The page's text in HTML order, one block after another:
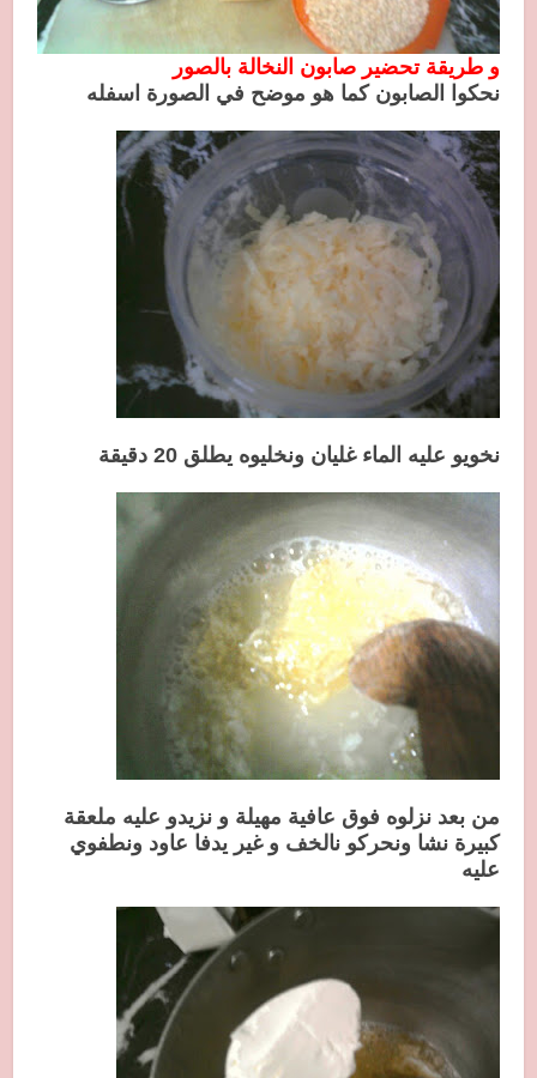
و طريقة تحضير صابون النخالة بالصور
نحكوا الصابون كما هو موضح في الصورة اسفله
نخويو عليه الماء غليان ونخليوه يطلق 20 دقيقة
من بعد نزلوه فوق عافية مهيلة و نزيدو عليه ملعقة
كبيرة نشا ونحركو نالخف و غير يدفا عاود ونطفوي
عليه